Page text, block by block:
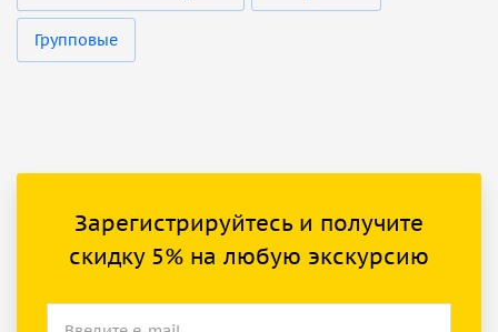
Групповые
Зарегистрируйтесь и получите
скидку 5% на любую экскурсию